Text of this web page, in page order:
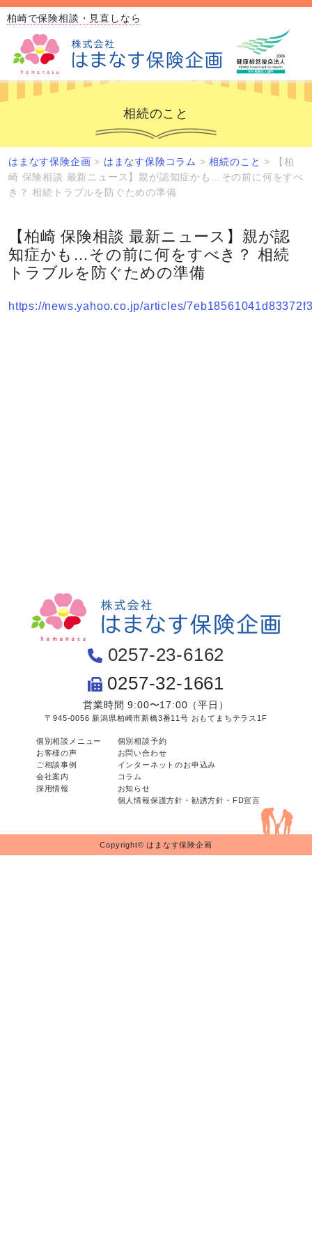
柏崎で保険相談・見直しなら
相続のこと
はまなす保険企画 > はまなす保険コラム >相続のこと >
【柏
崎 保険相談 最新ニュース】親が認知症かも…その前に何をすべ
き？ 相続トラブルを防ぐための準備
【柏崎 保険相談 最新ニュース】親が認
知症かも…その前に何をすべき？ 相続
トラブルを防ぐための準備
https://news.yahoo.co.jp/articles/
0257-23-6162
0257-32-1661
営業時間 9:00〜17:00（平日）
〒945-0056 新潟県柏崎市新橋3番11号 おもてまちテラス1F
個別相談メニュー
お客様の声
ご相談事例
会社案内
採用情報
個別相談予約
お問い合わせ
インターネットのお申込み
コラム
お知らせ
個人情報保護方針・勧誘方針・FD宣言
Copyright© はまなす保険企画